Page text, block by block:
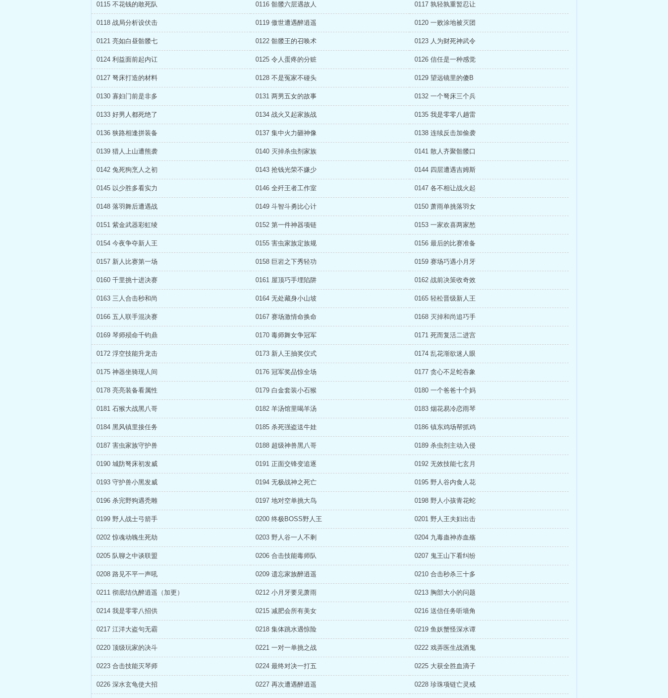
0115 不花钱的敢死队 0116 骷髅六层遇故人 0117 孰轻孰重暂忍让
0118 战局分析设伏击 0119 傲世遭遇醉逍遥 0120 一败涂地被灭团
0121 亮如白昼骷髅七 0122 骷髅王的召唤术 0123 人为财死神武令
0124 利益面前起内讧 0125 令人蛋疼的分赃 0126 信任是一种感觉
0127 弩床打造的材料 0128 不是冤家不碰头 0129 望远镜里的傻B
0130 寡妇门前是非多 0131 两男五女的故事 0132 一个弩床三个兵
0133 好男人都死绝了 0134 战火又起家族战 0135 我是零零八趟雷
0136 狭路相逢拼装备 0137 集中火力砸神像 0138 连续反击加偷袭
0139 猎人上山遭熊袭 0140 灭掉杀虫剂家族 0141 散人齐聚骷髅口
0142 兔死狗烹人之初 0143 抢钱光荣不嫌少 0144 四层遭遇吉姆斯
0145 以少胜多看实力 0146 全歼王者工作室 0147 各不相让战火起
0148 落羽舞后遭遇战 0149 斗智斗勇比心计 0150 萧雨单挑落羽女
0151 紫金武器彩虹绫 0152 第一件神器项链 0153 一家欢喜两家愁
0154 今夜争夺新人王 0155 害虫家族定族规 0156 最后的比赛准备
0157 新人比赛第一场 0158 巨岩之下秀轻功 0159 赛场巧遇小月牙
0160 千里挑十进决赛 0161 屋顶巧手埋陷阱 0162 战前决策收奇效
0163 三人合击秒和尚 0164 无处藏身小山坡 0165 轻松晋级新人王
0166 五人联手混决赛 0167 赛场激情命换命 0168 灭掉和尚追巧手
0169 琴师殒命千钧鼎 0170 毒师舞女争冠军 0171 死而复活二进宫
0172 浮空技能升龙击 0173 新人王抽奖仪式 0174 乱花渐欲迷人眼
0175 神器坐骑现人间 0176 冠军奖品惊全场 0177 贪心不足蛇吞象
0178 亮亮装备看属性 0179 白金套装小石猴 0180 一个爸爸十个妈
0181 石猴大战黑八哥 0182 羊汤馆里喝羊汤 0183 烟花易冷恋雨琴
0184 黑风镇里接任务 0185 杀死强盗送牛娃 0186 镇东鸡场帮抓鸡
0187 害虫家族守护兽 0188 超级神兽黑八哥 0189 杀虫剂主动入侵
0190 城防弩床初发威 0191 正面交锋变追逐 0192 无效技能七玄月
0193 守护兽小黑发威 0194 无极战神之死亡 0195 野人谷内食人花
0196 杀完野狗遇秃雕 0197 地对空单挑大鸟 0198 野人小孩青花蛇
0199 野人战士弓箭手 0200 终极BOSS野人王 0201 野人王夫妇出击
0202 惊魂动魄生死劫 0203 野人谷一人不剩 0204 九毒蛊神赤血殇
0205 队聊之中谈联盟 0206 合击技能毒师队 0207 鬼王山下看纠纷
0208 路见不平一声吼 0209 遗忘家族醉逍遥 0210 合击秒杀三十多
0211 彻底结仇醉逍遥（加更） 0212 小月牙要见萧雨 0213 胸部大小的问题
0214 我是零零八招供 0215 减肥会所有美女 0216 送信任务听墙角
0217 江洋大盗句无霸 0218 集体跳水遇惊险 0219 鱼妖蟹怪深水谭
0220 顶级玩家的决斗 0221 一对一单挑之战 0222 戏弄医生战酒鬼
0223 合击技能灭琴师 0224 最终对决一打五 0225 大获全胜血滴子
0226 深水玄龟使大招 0227 再次遭遇醉逍遥 0228 珍珠项链亡灵戒